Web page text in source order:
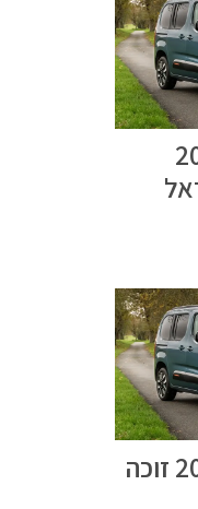
2024
סיטרואן ברלינגו 2024 זוכה